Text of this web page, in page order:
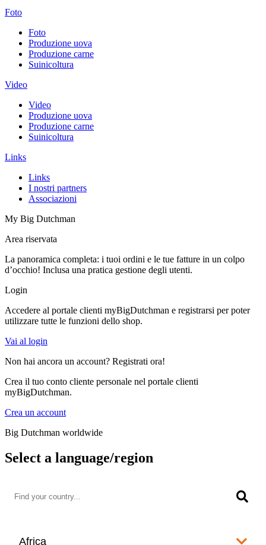
Foto
Foto
Produzione uova
Produzione carne
Suinicoltura
Video
Video
Produzione uova
Produzione carne
Suinicoltura
Links
Links
I nostri partners
Associazioni
My Big Dutchman
Area riservata
La panoramica completa: i tuoi ordini e le tue fatture in un colpo
d’occhio! Inclusa una pratica gestione degli utenti.
Login
Accedere al portale clienti myBigDutchman e registrarsi per poter
utilizzare tutte le funzioni dello shop.
Vai al login
Non hai ancora un account? Registrati ora!
Crea il tuo conto cliente personale nel portale clienti
myBigDutchman.
Crea un account
Big Dutchman worldwide
Select a language/region
Africa